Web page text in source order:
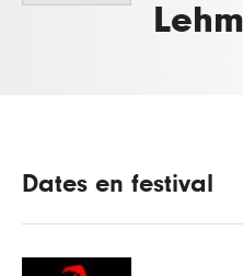
Dates en festival